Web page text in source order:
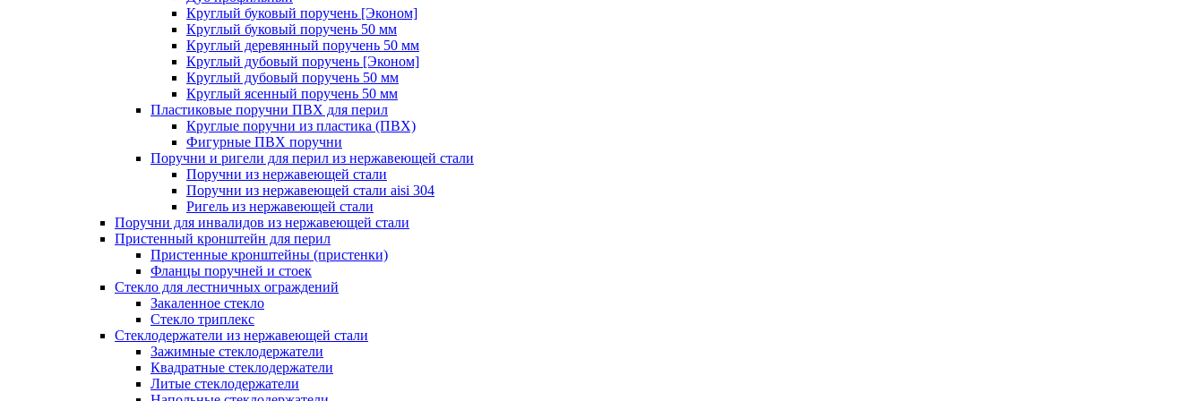
Круглый буковый поручень [Эконом]
Круглый буковый поручень 50 мм
Круглый деревянный поручень 50 мм
Круглый дубовый поручень [Эконом]
Круглый дубовый поручень 50 мм
Круглый ясенный поручень 50 мм
Пластиковые поручни ПВХ для перил
Круглые поручни из пластика (ПВХ)
Фигурные ПВХ поручни
Поручни и ригели для перил из нержавеющей стали
Поручни из нержавеющей стали
Поручни из нержавеющей стали aisi 304
Ригель из нержавеющей стали
Поручни для инвалидов из нержавеющей стали
Пристенный кронштейн для перил
Пристенные кронштейны (пристенки)
Фланцы поручней и стоек
Стекло для лестничных ограждений
Закаленное стекло
Стекло триплекс
Стеклодержатели из нержавеющей стали
Зажимные стеклодержатели
Квадратные стеклодержатели
Литые стеклодержатели